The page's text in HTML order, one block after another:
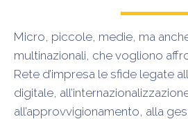
Micro, piccole, medie, ma
multinazionali, che vogliono
Rete d’impresa le sfide legate
digitale,
all’approvvigionamento, alla